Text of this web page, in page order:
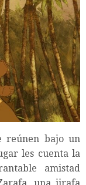
reúnen bajo un
les cuenta la
amistad